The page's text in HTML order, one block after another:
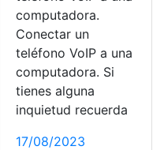
Digitales,máscaras,
computadora.
Conectar un
teléfono VoIP a una
computadora. Si
tienes alguna
inquietud recuerda
17/08/2023